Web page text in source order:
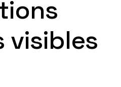
visibles